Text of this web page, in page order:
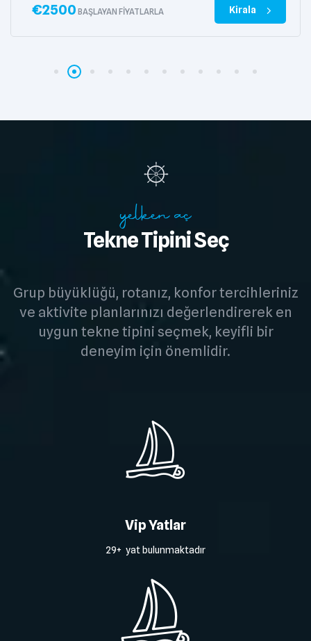
€2500 BAŞLAYAN FIYATLARLA Kirala
yelken aç
Tekne Tipini Seç
Grup büyüklüğü, rotanız, konfor tercihleriniz
ve aktivite planlarınızı değerlendirerek en
uygun tekne tipini seçmek, keyifli bir
deneyim için önemlidir.
Vip Yatlar
29+ yat bulunmaktadır